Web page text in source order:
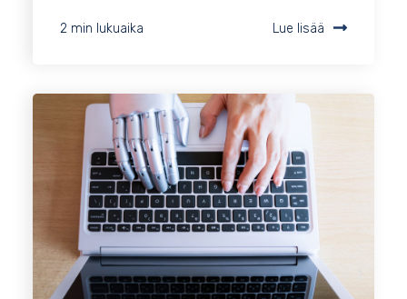
2 min lukuaika Lue lisää